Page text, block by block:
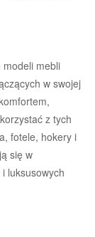
modeli mebli
w swojej
z tych
fotele, hokery i
się w
luksusowych